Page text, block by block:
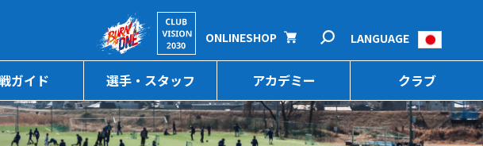
ガイド 選手・スタッフ アカデミー クラブ
ONLINESHOP LANGUAGE